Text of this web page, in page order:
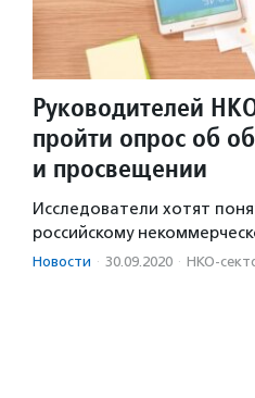
Руководителей
пройти опрос об
и просвещении
Исследователи хотят
российскому
Новости · 30.09.2020 · НКО-